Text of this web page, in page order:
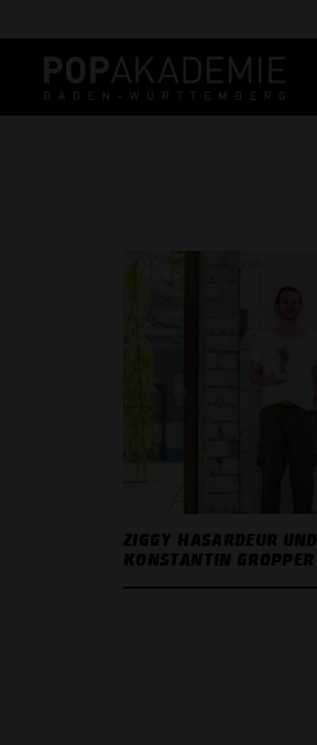
ZIGGY HASARDEUR UND
KONSTANTIN GROPPER